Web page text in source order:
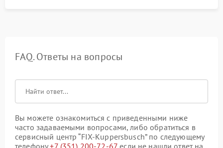
FAQ. Ответы на вопросы
Вы можете ознакомиться с приведенными ниже
часто задаваемыми вопросами, либо обратиться в
сервисный центр “FIX-Kuppersbusch” по следующему